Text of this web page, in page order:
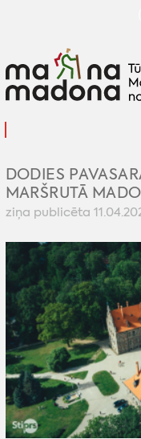
DODIES
MARŠRUTĀ
ziņa publicēta